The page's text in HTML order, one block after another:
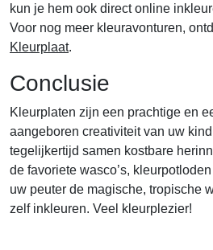
kun je hem ook direct online
Voor nog meer kleuravonturen,
Kleurplaat.
Conclusie
Kleurplaten zijn een prachtige en
aangeboren creativiteit van uw
tegelijkertijd samen kostbare
de favoriete wasco’s,
uw peuter de magische, tropische
zelf inkleuren. Veel kleurplezier!